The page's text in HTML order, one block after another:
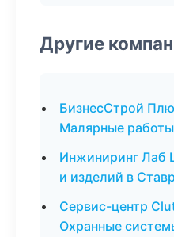
Другие
БизнесСтрой
Малярные
Инжиниринг Лаб
и изделий в
Сервис-центр
Охранные